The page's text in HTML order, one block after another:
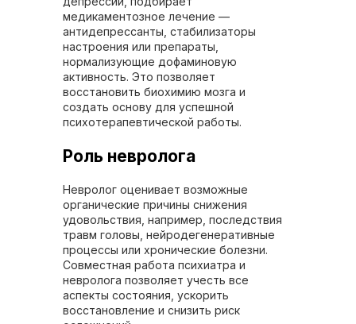
медикаментозное лечение —
антидепрессанты, стабилизаторы
настроения или препараты,
нормализующие дофаминовую
активность. Это позволяет
восстановить биохимию мозга и
создать основу для успешной
психотерапевтической работы.
Роль невролога
Невролог оценивает возможные
органические причины снижения
удовольствия, например, последствия
травм головы, нейродегенеративные
процессы или хронические болезни.
Совместная работа психиатра и
невролога позволяет учесть все
аспекты состояния, ускорить
восстановление и снизить риск